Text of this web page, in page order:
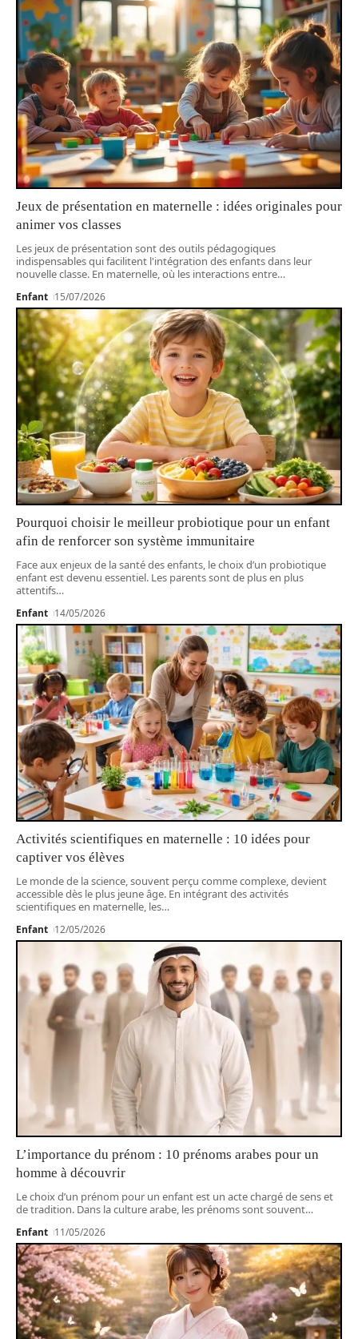
Jeux de présentation en maternelle : idées originales pour
animer vos classes
Les jeux de présentation sont des outils pédagogiques
indispensables qui facilitent l'intégration des enfants dans leur
nouvelle classe. En maternelle, où les interactions entre…
Enfant 15/07/2026
Pourquoi choisir le meilleur probiotique pour un enfant
afin de renforcer son système immunitaire
Face aux enjeux de la santé des enfants, le choix d’un probiotique
enfant est devenu essentiel. Les parents sont de plus en plus
attentifs…
Enfant 14/05/2026
Activités scientifiques en maternelle : 10 idées pour
captiver vos élèves
Le monde de la science, souvent perçu comme complexe, devient
accessible dès le plus jeune âge. En intégrant des activités
scientifiques en maternelle, les…
Enfant 12/05/2026
L’importance du prénom : 10 prénoms arabes pour un
homme à découvrir
Le choix d’un prénom pour un enfant est un acte chargé de sens et
de tradition. Dans la culture arabe, les prénoms sont souvent…
Enfant 11/05/2026